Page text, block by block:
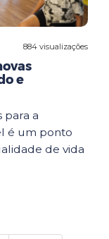
884 visualizações
e
para a
é um ponto
de vida